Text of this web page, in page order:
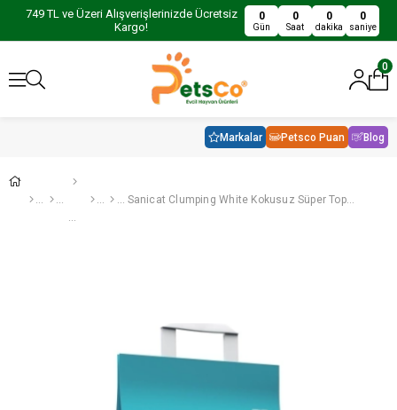
749 TL ve Üzeri Alışverişlerinizde Ücretsiz
Kargo!
0
Gün
0
Saat
0
dakika
0
saniye
0
Markalar Petsco Puan Blog
Sanicat Clumping White Kokusuz Süper Topaklanan Kedi Kumu 10Lt